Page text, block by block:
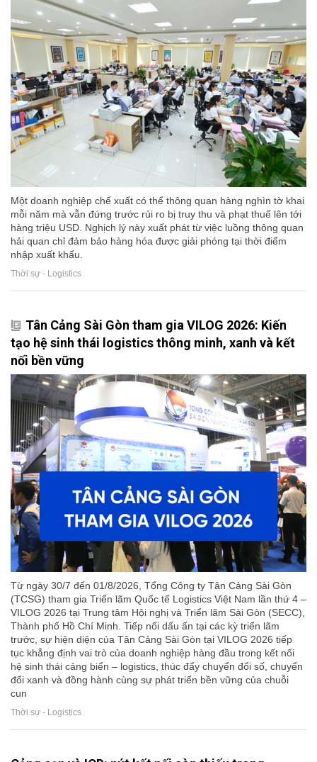
Một doanh nghiệp chế xuất có thể thông quan hàng nghìn tờ khai
mỗi năm mà vẫn đứng trước rủi ro bị truy thu và phạt thuế lên tới
hàng triệu USD. Nghịch lý này xuất phát từ việc luồng thông quan
hải quan chỉ đảm bảo hàng hóa được giải phóng tại thời điểm
nhập xuất khẩu.
Thời sự - Logistics
Tân Cảng Sài Gòn tham gia VILOG 2026: Kiến
tạo hệ sinh thái logistics thông minh, xanh và kết
nối bền vững
Từ ngày 30/7 đến 01/8/2026, Tổng Công ty Tân Cảng Sài Gòn
(TCSG) tham gia Triển lãm Quốc tế Logistics Việt Nam lần thứ 4 –
VILOG 2026 tại Trung tâm Hội nghị và Triển lãm Sài Gòn (SECC),
Thành phố Hồ Chí Minh. Tiếp nối dấu ấn tại các kỳ triển lãm
trước, sự hiện diện của Tân Cảng Sài Gòn tại VILOG 2026 tiếp
tục khẳng định vai trò của doanh nghiệp hàng đầu trong kết nối
hệ sinh thái cảng biển – logistics, thúc đẩy chuyển đổi số, chuyển
đổi xanh và đồng hành cùng sự phát triển bền vững của chuỗi
cun
Thời sự - Logistics